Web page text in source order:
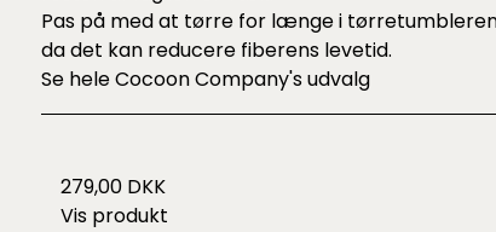
Pas på med at tørre for længe i
da det kan reducere fiberens levetid.
Se heleCocoon Company's udvalg
279,00 DKK
Vis produkt